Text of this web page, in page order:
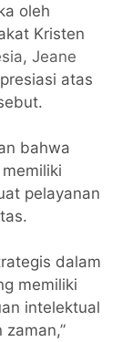
oleh
Kristen
,Jeane
atas
bahwa
pelayanan
dalam
memiliki
intelektual